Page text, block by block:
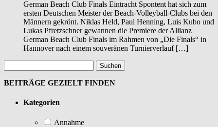
German Beach Club Finals Eintracht Spontent hat sich zum
ersten Deutschen Meister der Beach-Volleyball-Clubs bei den
Männern gekrönt. Niklas Held, Paul Henning, Luis Kubo und
Lukas Pfretzschner gewannen die Premiere der Allianz
German Beach Club Finals im Rahmen von „Die Finals“ in
Hannover nach einem souveränen Turnierverlauf […]
BEITRÄGE GEZIELT FINDEN
Kategorien
Annahme